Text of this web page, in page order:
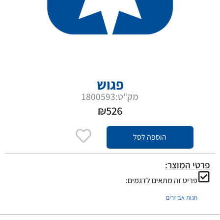
פגוש
מק"ט:1800593
₪526
הוספה לסל
פרטי המוצר:
פריט זה מתאים לדגמים:
חנות אביזרים